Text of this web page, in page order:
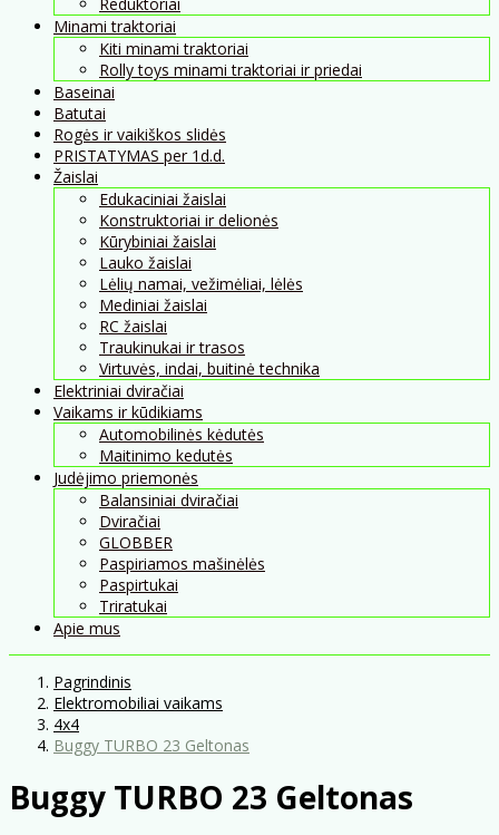
Minami traktoriai
Kiti minami traktoriai
Rolly toys minami traktoriai ir priedai
Baseinai
Batutai
Rogės ir vaikiškos slidės
PRISTATYMAS per 1d.d.
Žaislai
Edukaciniai žaislai
Konstruktoriai ir delionės
Kūrybiniai žaislai
Lauko žaislai
Lėlių namai, vežimėliai, lėlės
Mediniai žaislai
RC žaislai
Traukinukai ir trasos
Virtuvės, indai, buitinė technika
Elektriniai dviračiai
Vaikams ir kūdikiams
Automobilinės kėdutės
Maitinimo kedutės
Judėjimo priemonės
Balansiniai dviračiai
Dviračiai
GLOBBER
Paspiriamos mašinėlės
Paspirtukai
Triratukai
Apie mus
Pagrindinis
Elektromobiliai vaikams
4x4
Buggy TURBO 23 Geltonas
Buggy TURBO 23 Geltonas